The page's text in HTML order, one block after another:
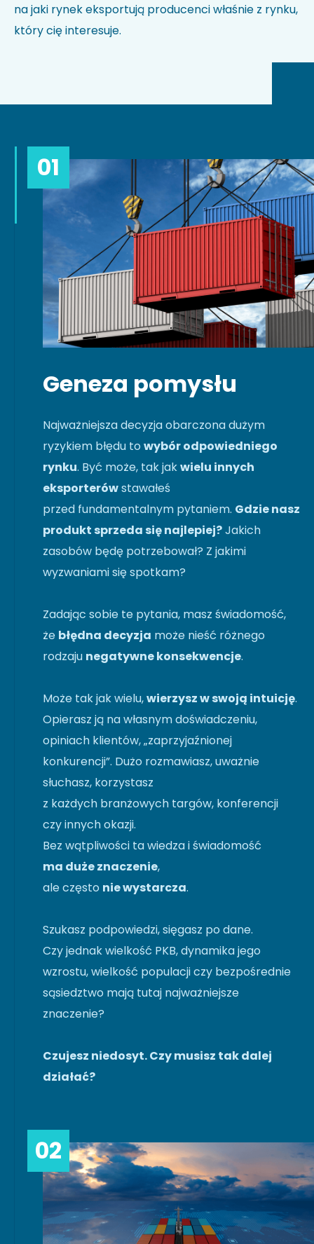
na jaki rynek eksportują producenci właśnie z rynku,
który cię interesuje.
01
Geneza pomysłu
Najważniejsza decyzja obarczona dużym
ryzykiem błędu to wybór odpowiedniego
rynku. Być może, tak jakwielu innych
eksporterówstawałeś
przed fundamentalnym pytaniem. Gdzie nasz
produkt sprzeda się najlepiej?Jakich
zasobów będę potrzebował? Z jakimi
wyzwaniami się spotkam?
Zadając sobie te pytania, masz świadomość,
że błędna decyzja może nieść różnego
rodzaju negatywne konsekwencje.
Może tak jak wielu,wierzysz w swoją intuicję.
Opierasz ją na własnym doświadczeniu,
opiniach klientów, „zaprzyjaźnionej
konkurencji”. Dużo rozmawiasz, uważnie
słuchasz, korzystasz
z każdych branżowych targów, konferencji
czy innych okazji.
Bez wątpliwości ta wiedza i świadomość
ma duże znaczenie,
ale często nie wystarcza.
Szukasz podpowiedzi, sięgasz po dane.
Czy jednak wielkość PKB, dynamika jego
wzrostu, wielkość populacji czy bezpośrednie
sąsiedztwo mają tutaj najważniejsze
znaczenie?
Czujesz niedosyt. Czy musisz tak dalej
działać?
02